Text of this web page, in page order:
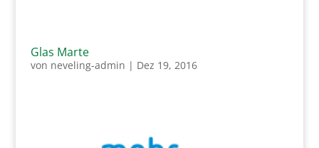
Glas Marte
von neveling-admin | Dez 19, 2016